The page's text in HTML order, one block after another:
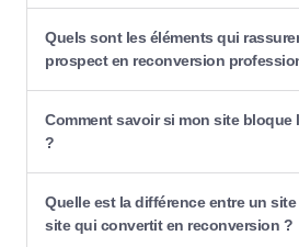
Quels sont les éléments qui
prospect en reconversion
Comment savoir si mon site bloque
?
Quelle est la différence entre un
site qui convertit en reconversion ?